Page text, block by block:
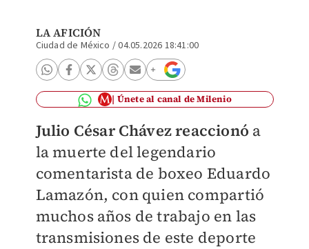
LA AFICIÓN
Ciudad de México /04.05.2026 18:41:00
Únete al canal de Milenio
Julio César Chávez reaccionó a
la muerte del legendario
comentarista de boxeo Eduardo
Lamazón, con quien compartió
muchos años de trabajo en las
transmisiones de este deporte